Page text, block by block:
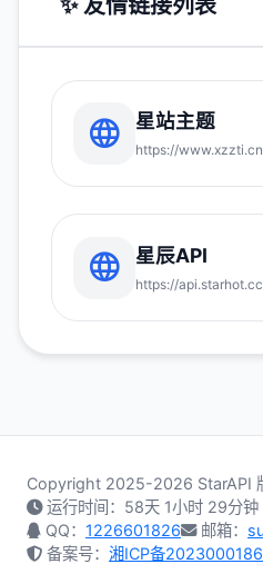
✨ 友情链接列表
星站主题
https://
星辰API
https://
Copyright 2025-2026 StarAPI
运行时间： 58天 1小时 29分钟
QQ： 1226601826 邮箱：
备案号： 湘ICP备